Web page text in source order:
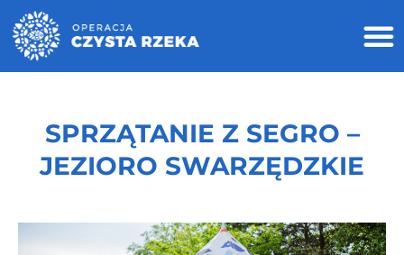
SPRZĄTANIE Z SEGRO –
JEZIORO SWARZĘDZKIE